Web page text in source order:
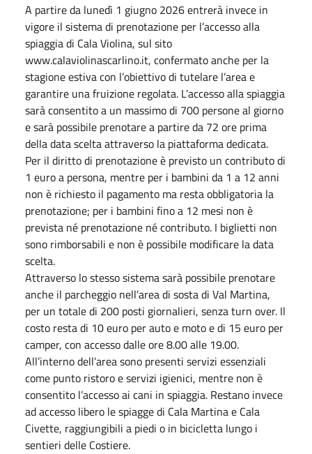
A partire da lunedì 1 giugno 2026 entrerà invece in
vigore il sistema di prenotazione per l’accesso alla
spiaggia di Cala Violina, sul sito
www.calaviolinascarlino.it, confermato anche per la
stagione estiva con l’obiettivo di tutelare l’area e
garantire una fruizione regolata. L’accesso alla spiaggia
sarà consentito a un massimo di 700 persone al giorno
e sarà possibile prenotare a partire da 72 ore prima
della data scelta attraverso la piattaforma dedicata.
Per il diritto di prenotazione è previsto un contributo di
1 euro a persona, mentre per i bambini da 1 a 12 anni
non è richiesto il pagamento ma resta obbligatoria la
prenotazione; per i bambini fino a 12 mesi non è
prevista né prenotazione né contributo. I biglietti non
sono rimborsabili e non è possibile modificare la data
scelta.
Attraverso lo stesso sistema sarà possibile prenotare
anche il parcheggio nell’area di sosta di Val Martina,
per un totale di 200 posti giornalieri, senza turn over. Il
costo resta di 10 euro per auto e moto e di 15 euro per
camper, con accesso dalle ore 8.00 alle 19.00.
All’interno dell’area sono presenti servizi essenziali
come punto ristoro e servizi igienici, mentre non è
consentito l’accesso ai cani in spiaggia. Restano invece
ad accesso libero le spiagge di Cala Martina e Cala
Civette, raggiungibili a piedi o in bicicletta lungo i
sentieri delle Costiere.